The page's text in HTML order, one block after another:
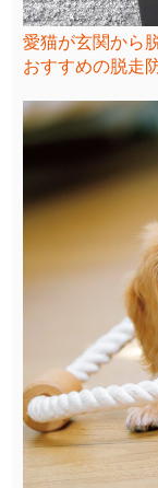
愛猫が玄関から
おすすめの脱走